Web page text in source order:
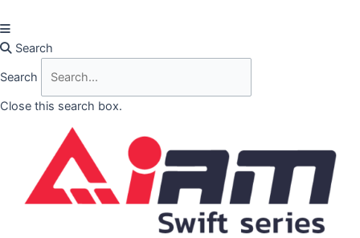
to
content
Search
Search
Close this search box.